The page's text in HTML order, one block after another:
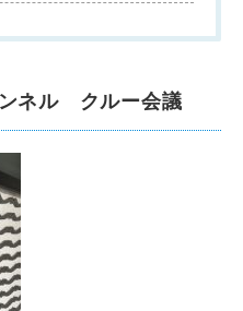
ネル クルー会議